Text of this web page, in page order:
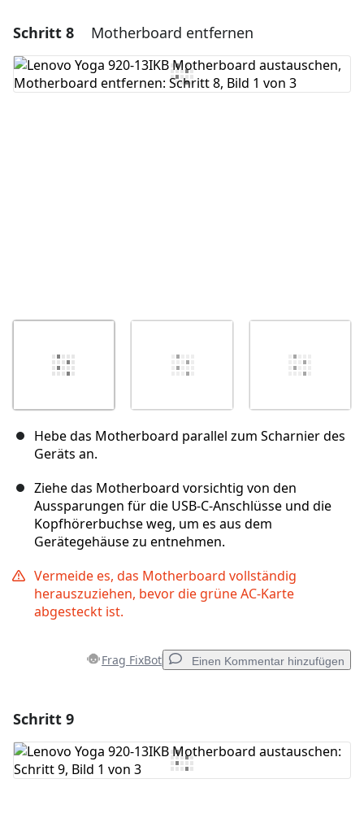
Einen Kommentar hinzufügen
Kommentar hinzufügen
Schritt 8 Motherboard entfernen
Hebe das Motherboard parallel zum Scharnier des
Geräts an.
Ziehe das Motherboard vorsichtig von den
Aussparungen für die USB-C-Anschlüsse und die
Kopfhörerbuchse weg, um es aus dem
Gerätegehäuse zu entnehmen.
Vermeide es, das Motherboard vollständig
herauszuziehen, bevor die grüne AC-Karte
abgesteckt ist.
Frag FixBot Einen Kommentar hinzufügen
Kommentar hinzufügen
Schritt 9